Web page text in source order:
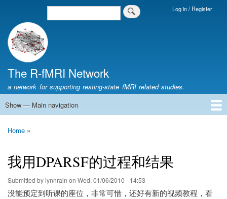
Skip
Login
Log in / Register
Search
The R-fMRI Network
a network for supporting resting-state fMRI related studies.
Main
Show — Main navigation
Home
Networking
Learning
Tools
Data
The R-fMRI Lab
About
Home
我用DPARSF的过程和结果
Submitted bylynnrain on Wed, 01/06/2010 - 14:53
没能预定到听课的座位，非常可惜，还好有新的视频教程，看